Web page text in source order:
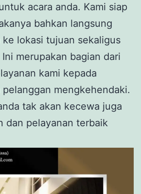
acara anda. Kami siap
bahkan langsung
ke lokasi tujuan sekaligus
merupakan bagian dari
kami kepada
mengkehendaki.
tak akan kecewa juga
dan pelayanan terbaik